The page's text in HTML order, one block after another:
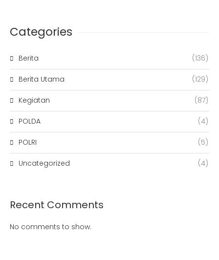
Categories
Berita (136)
Berita Utama (129)
Kegiatan (87)
POLDA (4)
POLRI (5)
Uncategorized (4)
Recent Comments
No comments to show.